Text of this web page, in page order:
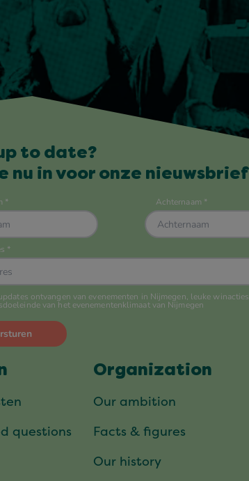
to date?
nu in voor onze
questions
Organization
Our ambition
Facts & figures
Our history